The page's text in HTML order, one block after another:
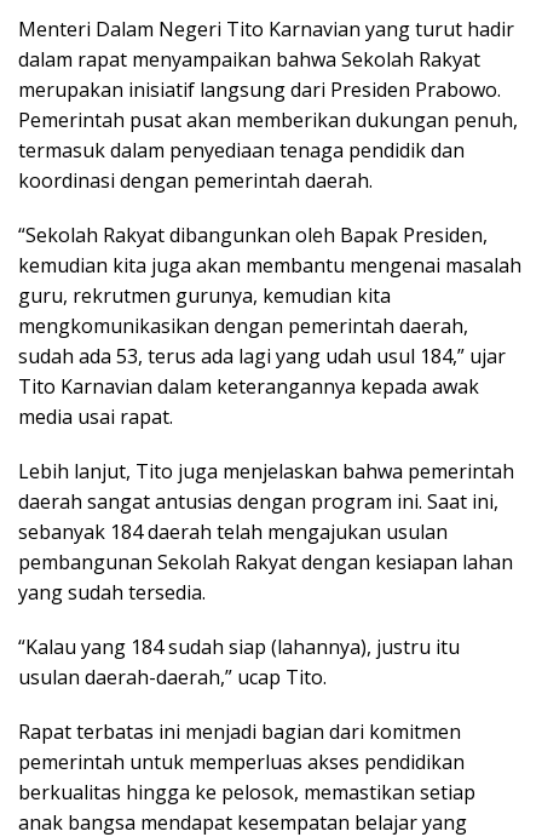
Menteri Dalam Negeri Tito Karnavian yang turut hadir
dalam rapat menyampaikan bahwa Sekolah Rakyat
merupakan inisiatif langsung dari Presiden Prabowo.
Pemerintah pusat akan memberikan dukungan penuh,
termasuk dalam penyediaan tenaga pendidik dan
koordinasi dengan pemerintah daerah.
“Sekolah Rakyat dibangunkan oleh Bapak Presiden,
kemudian kita juga akan membantu mengenai masalah
guru, rekrutmen gurunya, kemudian kita
mengkomunikasikan dengan pemerintah daerah,
sudah ada 53, terus ada lagi yang udah usul 184,” ujar
Tito Karnavian dalam keterangannya kepada awak
media usai rapat.
Lebih lanjut, Tito juga menjelaskan bahwa pemerintah
daerah sangat antusias dengan program ini. Saat ini,
sebanyak 184 daerah telah mengajukan usulan
pembangunan Sekolah Rakyat dengan kesiapan lahan
yang sudah tersedia.
“Kalau yang 184 sudah siap (lahannya), justru itu
usulan daerah-daerah,” ucap Tito.
Rapat terbatas ini menjadi bagian dari komitmen
pemerintah untuk memperluas akses pendidikan
berkualitas hingga ke pelosok, memastikan setiap
anak bangsa mendapat kesempatan belajar yang